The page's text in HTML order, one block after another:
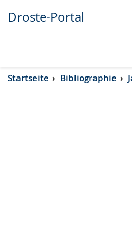
Transkript anzeigen
Abspielen
Pausieren
Droste-Portal
Startseite Bibliographie